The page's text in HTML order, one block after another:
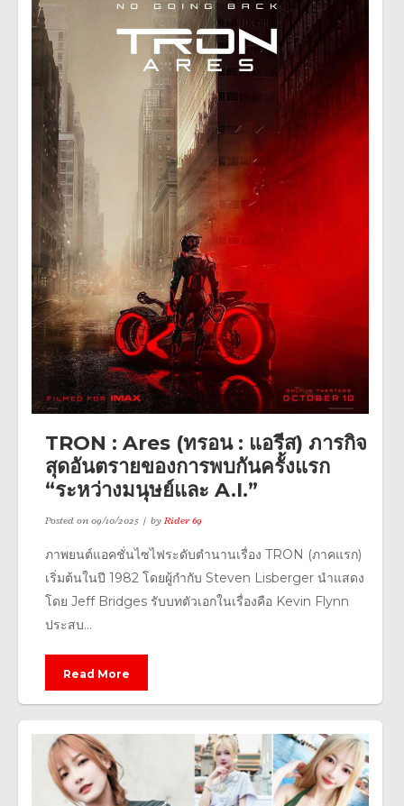
TRON : Ares (ทรอน : แอรีส) ภารกิจ
สุดอันตรายของการพบกันครั้งแรก
“ระหว่างมนุษย์และ A.I.”
Posted on09/10/2025 byRider 69
ภาพยนต์แอคชั่นไซไฟระดับตำนานเรื่อง TRON (ภาคแรก)
เริ่มต้นในปี 1982 โดยผู้กำกับ Steven Lisberger นำแสดง
โดย Jeff Bridges รับบทตัวเอกในเรื่องคือ Kevin Flynn
ประสบ...
Read More